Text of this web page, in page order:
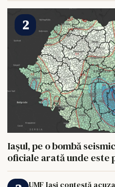
Iașul, pe o bombă
oficiale arată unde este
UMF Iași contestă